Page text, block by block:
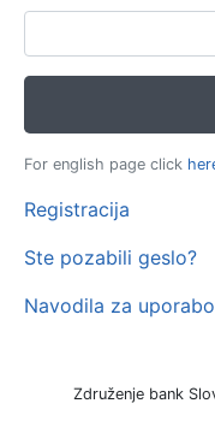
For english page click
Registracija
Ste pozabili geslo?
Navodila za uporabo
Združenje bank